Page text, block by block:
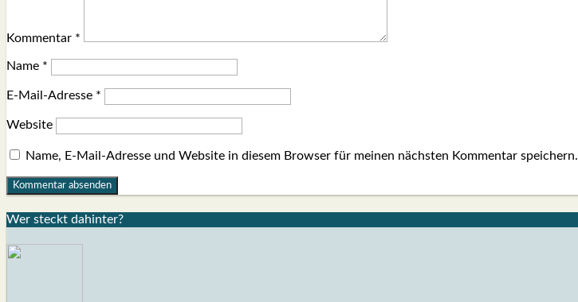
Kommentar *
Name *
E-Mail-Adresse *
Website
Name, E-Mail-Adresse und Website in diesem Browser für meinen nächsten Kommentar speichern.
Wer steckt dahin­ter?